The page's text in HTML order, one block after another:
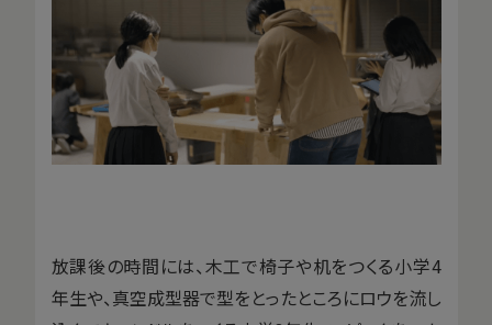
放課後の時間には、木工で椅子や机をつくる小学4
年生や、真空成型器で型をとったところにロウを流し